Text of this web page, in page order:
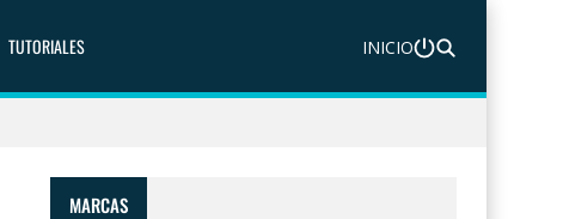
TUTORIALES INICIO
MARCAS